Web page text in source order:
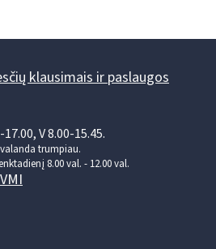
klausimais ir paslaugos
V 8.00-15.45.
trumpiau.
8.00 val. - 12.00 val.